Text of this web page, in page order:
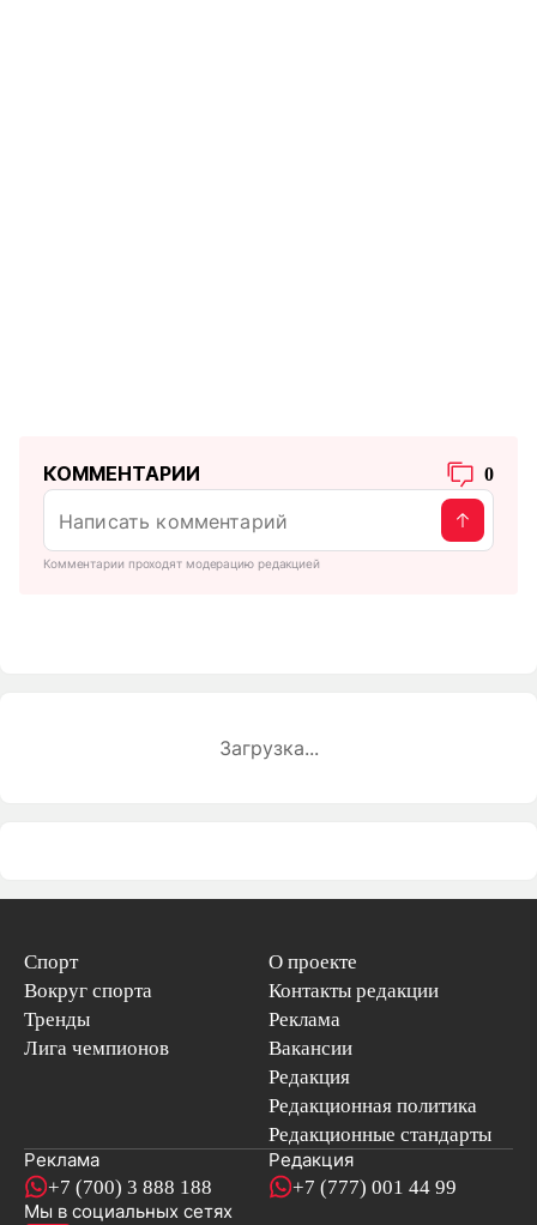
КОММЕНТАРИИ 0
Комментарии проходят модерацию редакцией
Загрузка...
Спорт
Вокруг спорта
Тренды
Лига чемпионов
О проекте
Контакты редакции
Реклама
Вакансии
Редакция
Редакционная политика
Редакционные стандарты
Реклама
+7 (700) 3 888 188
Редакция
+7 (777) 001 44 99
Мы в социальных сетях